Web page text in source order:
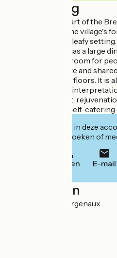
Beschrijving
Situated in the heart of the
gîte is housed in the village's
enjoys a peaceful, leafy
the ground floor has a large
kitchen and a bedroom for
Rooms with private and
on the 1st and 2nd floors. It
number of hiking,
trails. Ideal for rest,
family or friends. Self-catering
Geïnteresseerd in deze
website om te boeken of
Bellen E-mail
Localisation
La Gare 39230 Sergenaux